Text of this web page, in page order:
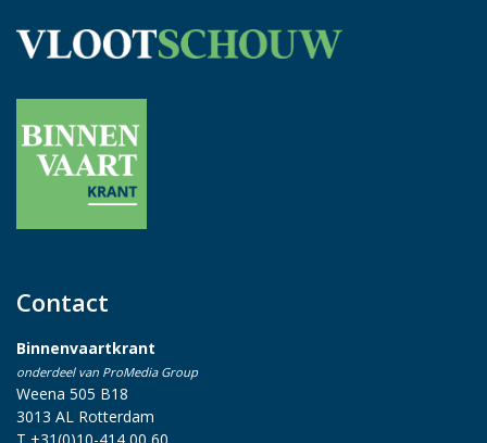
Contact
Binnenvaartkrant
onderdeel van ProMedia Group
Weena 505 B18
3013 AL Rotterdam